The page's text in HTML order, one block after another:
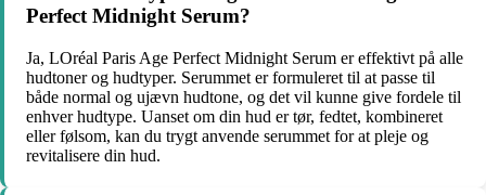
Perfect Midnight Serum?
Ja, LOréal Paris Age Perfect Midnight Serum er effektivt på alle
hudtoner og hudtyper. Serummet er formuleret til at passe til
både normal og ujævn hudtone, og det vil kunne give fordele til
enhver hudtype. Uanset om din hud er tør, fedtet, kombineret
eller følsom, kan du trygt anvende serummet for at pleje og
revitalisere din hud.